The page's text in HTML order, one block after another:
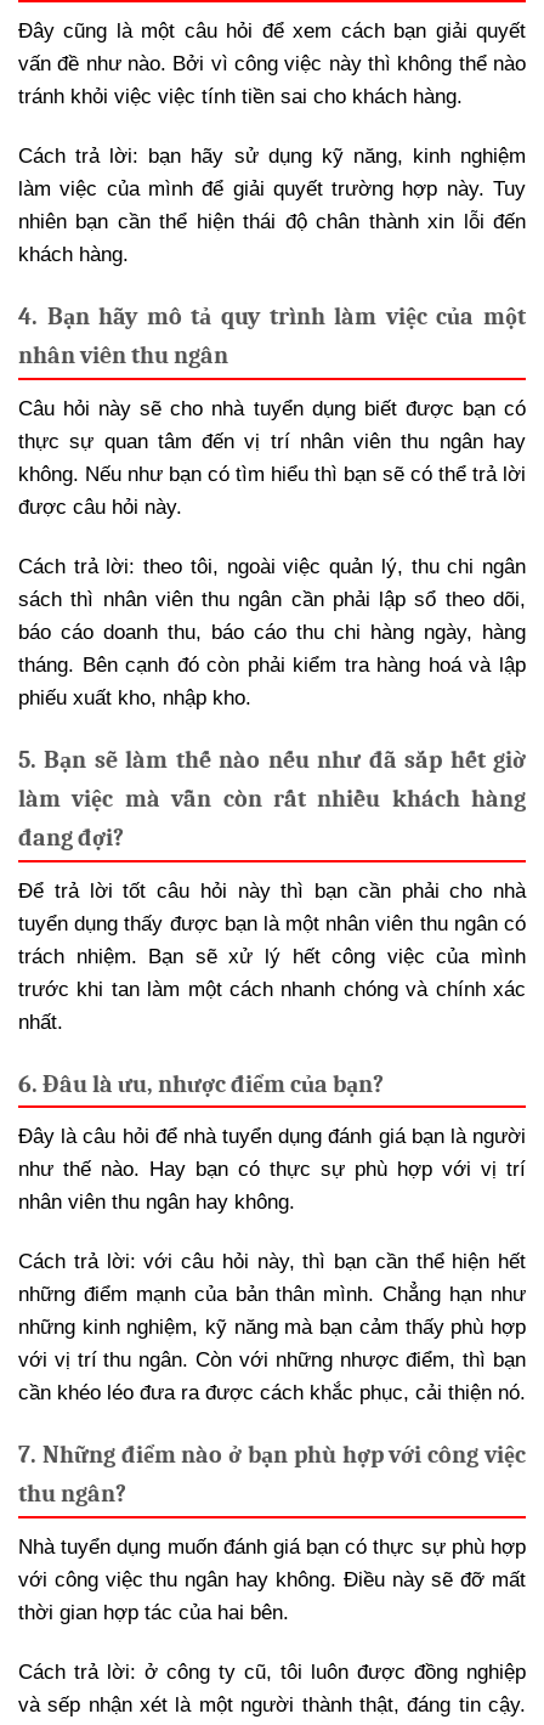
Đây cũng là một câu hỏi để xem cách bạn giải quyết
vấn đề như nào. Bởi vì công việc này thì không thể nào
tránh khỏi việc việc tính tiền sai cho khách hàng.
Cách trả lời: bạn hãy sử dụng kỹ năng, kinh nghiệm
làm việc của mình để giải quyết trường hợp này. Tuy
nhiên bạn cần thể hiện thái độ chân thành xin lỗi đến
khách hàng.
4. Bạn hãy mô tả quy trình làm việc của một
nhân viên thu ngân
Câu hỏi này sẽ cho nhà tuyển dụng biết được bạn có
thực sự quan tâm đến vị trí nhân viên thu ngân hay
không. Nếu như bạn có tìm hiểu thì bạn sẽ có thể trả lời
được câu hỏi này.
Cách trả lời: theo tôi, ngoài việc quản lý, thu chi ngân
sách thì nhân viên thu ngân cần phải lập sổ theo dõi,
báo cáo doanh thu, báo cáo thu chi hàng ngày, hàng
tháng. Bên cạnh đó còn phải kiểm tra hàng hoá và lập
phiếu xuất kho, nhập kho.
5. Bạn sẽ làm thế nào nếu như đã sắp hết giờ
làm việc mà vẫn còn rất nhiều khách hàng
đang đợi?
Để trả lời tốt câu hỏi này thì bạn cần phải cho nhà
tuyển dụng thấy được bạn là một nhân viên thu ngân có
trách nhiệm. Bạn sẽ xử lý hết công việc của mình
trước khi tan làm một cách nhanh chóng và chính xác
nhất.
6. Đâu là ưu, nhược điểm của bạn?
Đây là câu hỏi để nhà tuyển dụng đánh giá bạn là người
như thế nào. Hay bạn có thực sự phù hợp với vị trí
nhân viên thu ngân hay không.
Cách trả lời: với câu hỏi này, thì bạn cần thể hiện hết
những điểm mạnh của bản thân mình. Chẳng hạn như
những kinh nghiệm, kỹ năng mà bạn cảm thấy phù hợp
với vị trí thu ngân. Còn với những nhược điểm, thì bạn
cần khéo léo đưa ra được cách khắc phục, cải thiện nó.
7. Những điểm nào ở bạn phù hợp với công việc
thu ngân?
Nhà tuyển dụng muốn đánh giá bạn có thực sự phù hợp
với công việc thu ngân hay không. Điều này sẽ đỡ mất
thời gian hợp tác của hai bên.
Cách trả lời: ở công ty cũ, tôi luôn được đồng nghiệp
và sếp nhận xét là một người thành thật, đáng tin cậy.